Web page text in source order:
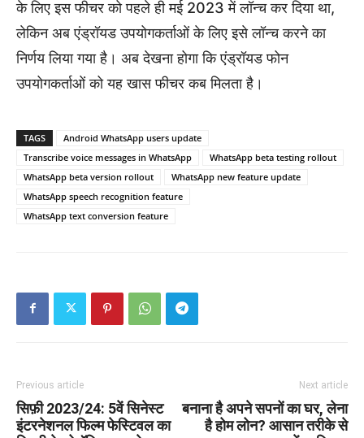
के लिए इस फीचर को पहले ही मई 2023 में लॉन्च कर दिया था,
लेकिन अब एंड्रॉयड उपयोगकर्ताओं के लिए इसे लॉन्च करने का
निर्णय लिया गया है। अब देखना होगा कि एंड्रॉयड फोन
उपयोगकर्ताओं को यह खास फीचर कब मिलता है।
TAGS
Android WhatsApp users update
Transcribe voice messages in WhatsApp
WhatsApp beta testing rollout
WhatsApp beta version rollout
WhatsApp new feature update
WhatsApp speech recognition feature
WhatsApp text conversion feature
Previous article
सिफ़ी 2023/24: 5वें सिनेस्ट
इंटरनेशनल फिल्म फेस्टिवल का
Next article
बनाना है अपने सपनों का घर, लेना
है होम लोन? आसान तरीके से